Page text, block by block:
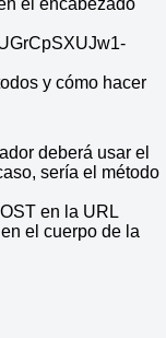
el encabezado
y cómo hacer
deberá usar el
sería el método
en la URL
el cuerpo de la